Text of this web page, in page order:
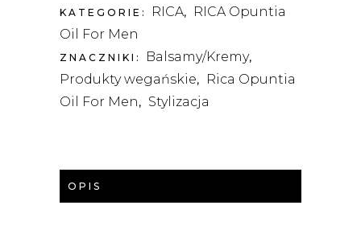
KATEGORIE: RICA,
RICA Opuntia
Oil For Men
ZNACZNIKI: Balsamy/Kremy,
Produkty wegańskie,
Rica Opuntia
Oil For Men , Stylizacja
OPIS